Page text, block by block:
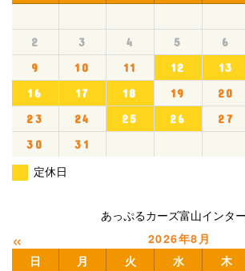
2
3 4 5 6
9
10 11 12 13
16
17 18 19 20
23
24 25 26 27
30
31
定休日
あっぷるカーズ富山インタ
« 2026年8月
日 月 火 水 木